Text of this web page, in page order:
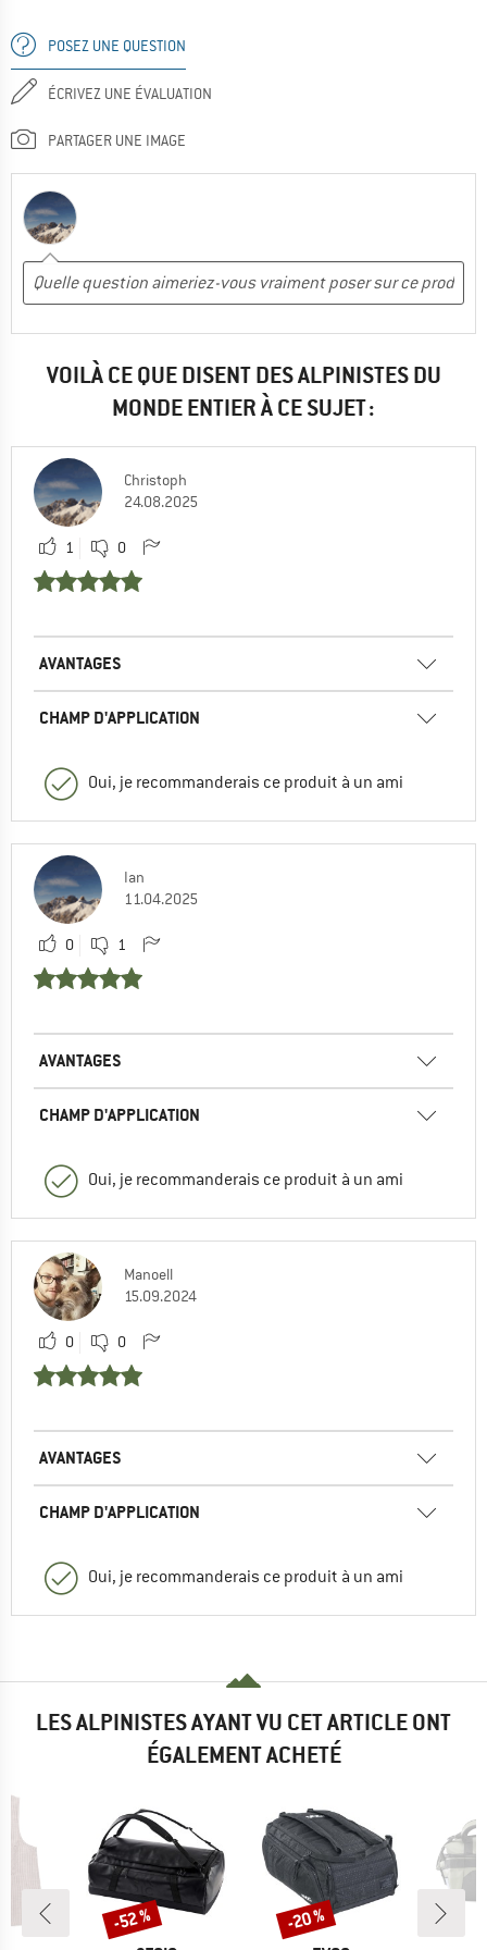
POSEZ UNE QUESTION
ÉCRIVEZ UNE ÉVALUATION
PARTAGER UNE IMAGE
VOILÀ CE QUE DISENT DES ALPINISTES DU
MONDE ENTIER À CE SUJET :
Christoph
24.08.2025
1 0
AVANTAGES
CHAMP D'APPLICATION
Oui, je recommanderais ce produit à un ami
Ian
11.04.2025
0 1
AVANTAGES
CHAMP D'APPLICATION
Oui, je recommanderais ce produit à un ami
Manoell
15.09.2024
0 0
AVANTAGES
CHAMP D'APPLICATION
Oui, je recommanderais ce produit à un ami
LES ALPINISTES AYANT VU CET ARTICLE ONT
ÉGALEMENT ACHETÉ
Remise
-52 % Remise
-20 %